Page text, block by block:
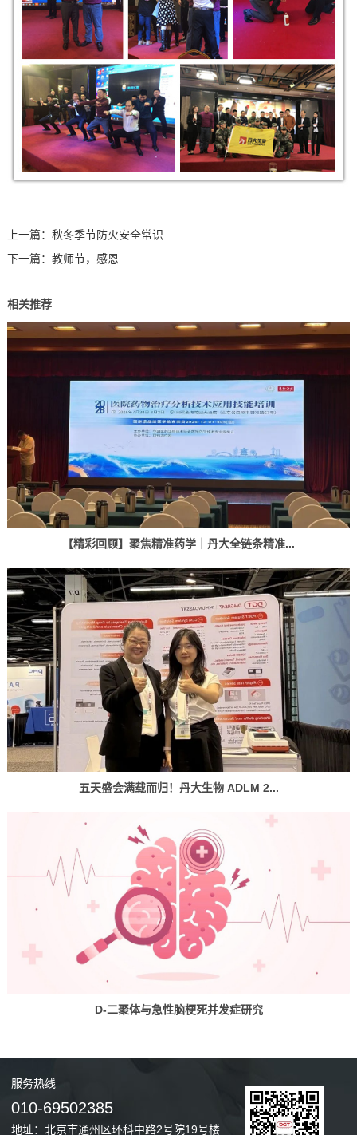
上一篇： 秋冬季节防火安全常识
下一篇： 教师节，感恩
相关推荐
【精彩回顾】聚焦精准药学｜丹大全链条精准...
五天盛会满载而归！丹大生物 ADLM 2...
D-二聚体与急性脑梗死并发症研究
服务热线
010-69502385
地址：北京市通州区环科中路2号院19号楼